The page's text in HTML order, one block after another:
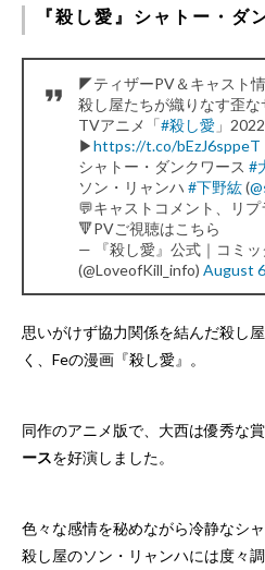
『殺し愛』シャトー・ダ
◤ティザーPV＆キャスト
殺し屋たちが織りなす歪な
TVアニメ「#殺し愛 」
▶https://t.co/bEzJ6sppeT
シャトー・ダンクワース #
ソン・リャンハ #下野紘(
💬キャストコメント、リプ
🔻PVご視聴はこちら
— 『殺し愛』公式｜コミ
(@LoveofKill_info) August
思いがけず協力関係を結んだ殺し
く、Feの漫画『殺し愛』。
同作のアニメ版で、大西は優秀な
ースを好演しました。
色々な感情を秘めながら冷静なシ
殺し屋のソン・リャンハには度々